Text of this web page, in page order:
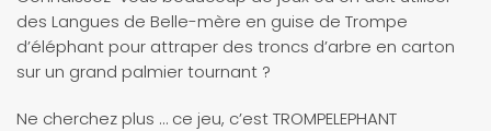
des Langues de Belle-mère en guise de Trompe
d’éléphant pour attraper des troncs d’arbre en carton
sur un grand palmier tournant ?
Ne cherchez plus … ce jeu, c’est TROMPELEPHANT